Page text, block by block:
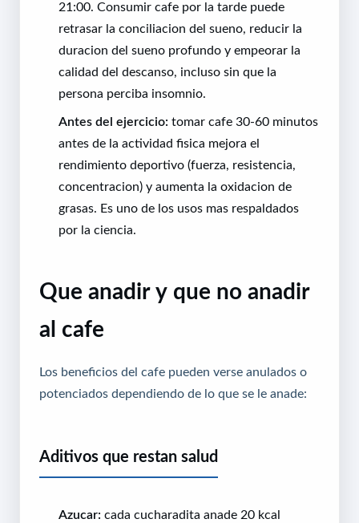
21:00. Consumir cafe por la tarde puede
retrasar la conciliacion del sueno, reducir la
duracion del sueno profundo y empeorar la
calidad del descanso, incluso sin que la
persona perciba insomnio.
Antes del ejercicio: tomar cafe 30-60 minutos
antes de la actividad fisica mejora el
rendimiento deportivo (fuerza, resistencia,
concentracion) y aumenta la oxidacion de
grasas. Es uno de los usos mas respaldados
por la ciencia.
Que anadir y que no anadir
al cafe
Los beneficios del cafe pueden verse anulados o
potenciados dependiendo de lo que se le anade:
Aditivos que restan salud
Azucar: cada cucharadita anade 20 kcal